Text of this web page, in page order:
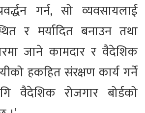
गर्न, सो व्यवसायलाई
र मर्यादित बनाउन तथा
जाने कामदार र वैदेशिक
हकहित संरक्षण कार्य गर्ने
वैदेशिक रोजगार बोर्डको